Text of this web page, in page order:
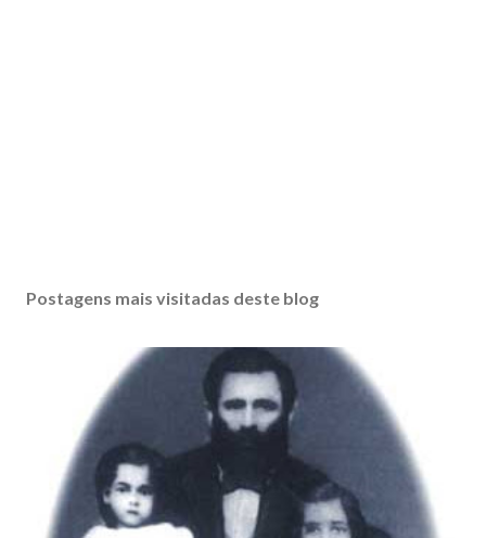
Postagens mais visitadas deste blog